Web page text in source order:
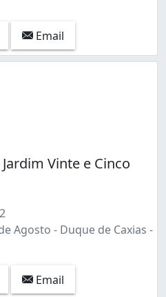
Email
Vinte e Cinco
Agosto - Duque de Caxias -
Email